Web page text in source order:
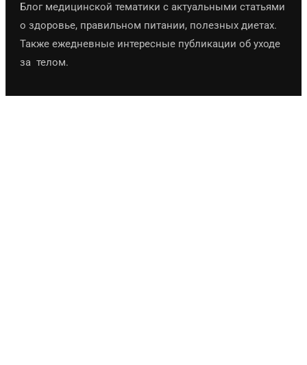
Блог медицинской тематики с актуальными статьями
о здоровье, правильном питании, полезных диетах.
Также ежедневные интересные публикации об уходе
за телом.